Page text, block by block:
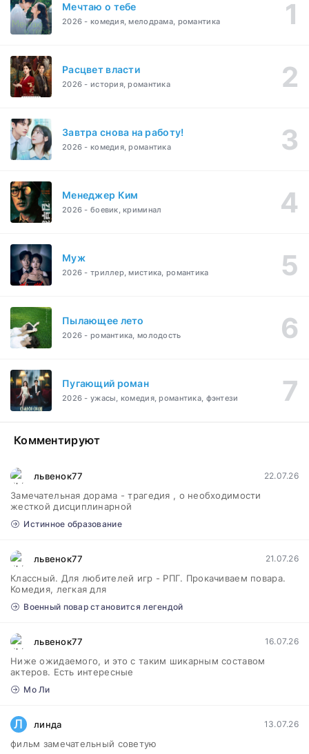
Мечтаю о тебе
2026 - комедия, мелодрама, романтика
Расцвет власти
2026 - история, романтика
Завтра снова на работу!
2026 - комедия, романтика
Менеджер Ким
2026 - боевик, криминал
Муж
2026 - триллер, мистика, романтика
Пылающее лето
2026 - романтика, молодость
Пугающий роман
2026 - ужасы, комедия, романтика, фэнтези
Комментируют
львенок77 22.07.26
Замечательная дорама - трагедия , о необходимости
жесткой дисциплинарной
Истинное образование
львенок77 21.07.26
Классный. Для любителей игр - РПГ. Прокачиваем повара.
Комедия, легкая для
Военный повар становится легендой
львенок77 16.07.26
Ниже ожидаемого, и это с таким шикарным составом
актеров. Есть интересные
Мо Ли
Л линда 13.07.26
фильм замечательный советую